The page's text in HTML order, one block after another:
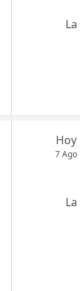
Hoy
7 Ago